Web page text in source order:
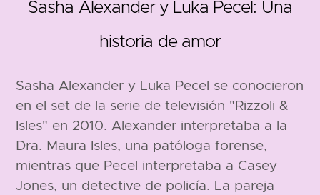
Sasha Alexander y Luka Pecel: Una
historia de amor
Sasha Alexander y Luka Pecel se conocieron
en el set de la serie de televisión "Rizzoli &
Isles" en 2010. Alexander interpretaba a la
Dra. Maura Isles, una patóloga forense,
mientras que Pecel interpretaba a Casey
Jones, un detective de policía. La pareja
165 cm